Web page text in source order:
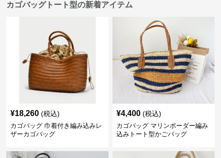
カゴバッグトート型の新着アイテム
¥18,260 (税込)
カゴバッグ 巾着付き編み込みレ
ザーカゴバッグ
¥4,400 (税込)
カゴバッグ マリンボーダー編み
込みトート型かごバッグ